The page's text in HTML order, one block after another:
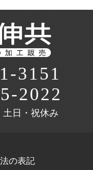
3151
2022
土日・祝休み
の表記